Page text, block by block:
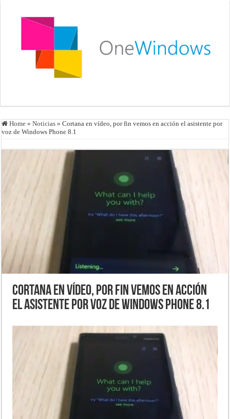
Home » Noticias » Cortana en vídeo, por fin vemos en acción el asistente por
voz de Windows Phone 8.1
Cortana en vídeo, por fin vemos en acción
el asistente por voz de Windows Phone 8.1